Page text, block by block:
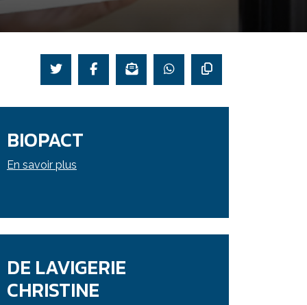
BIOPACT
En savoir plus
DE LAVIGERIE
CHRISTINE